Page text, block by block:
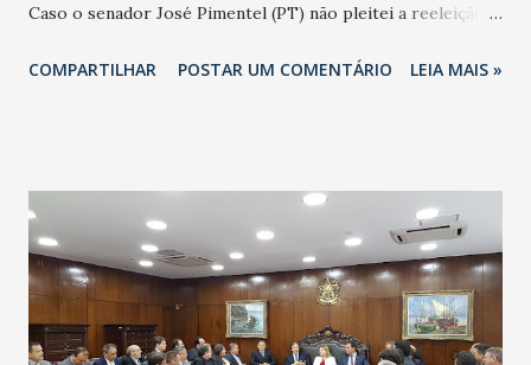
Caso o senador José Pimentel (PT) não pleitei a reeleição
candidata a senadora. No caso da sua candidatura a
do Brasil, em 2018. "Ai vamos para prévias e coloco meu
nome para governadora do Ceará", frisou Luizianne. Confira
a integra da entrevista, que Luizianne Lins concedeu, hoje
no final da manhã ao Blog do Lauriberto, à Agência Grande
Fortaleza de Notícias e à Rádio Tribuna Band News, no
COMPARTILHAR POSTAR UM COMENTÁRIO LEIA MAIS »